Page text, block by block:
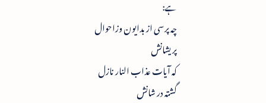
ہے:
چہ پرسی از بدایون وزاحوال
پریشانش
کہ آیات عذاب النار نازل
گشتہ در شانش